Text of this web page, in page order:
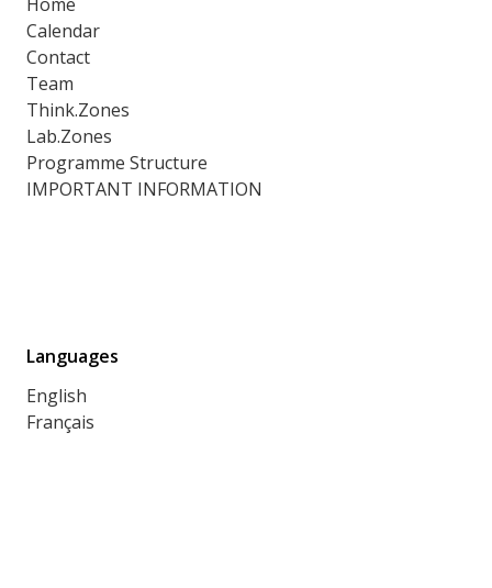
Calendar
Contact
Team
Think.Zones
Lab.Zones
Programme Structure
IMPORTANT INFORMATION
Languages
English
Français